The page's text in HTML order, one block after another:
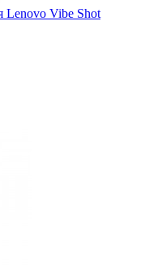
Lenovo Vibe Shot